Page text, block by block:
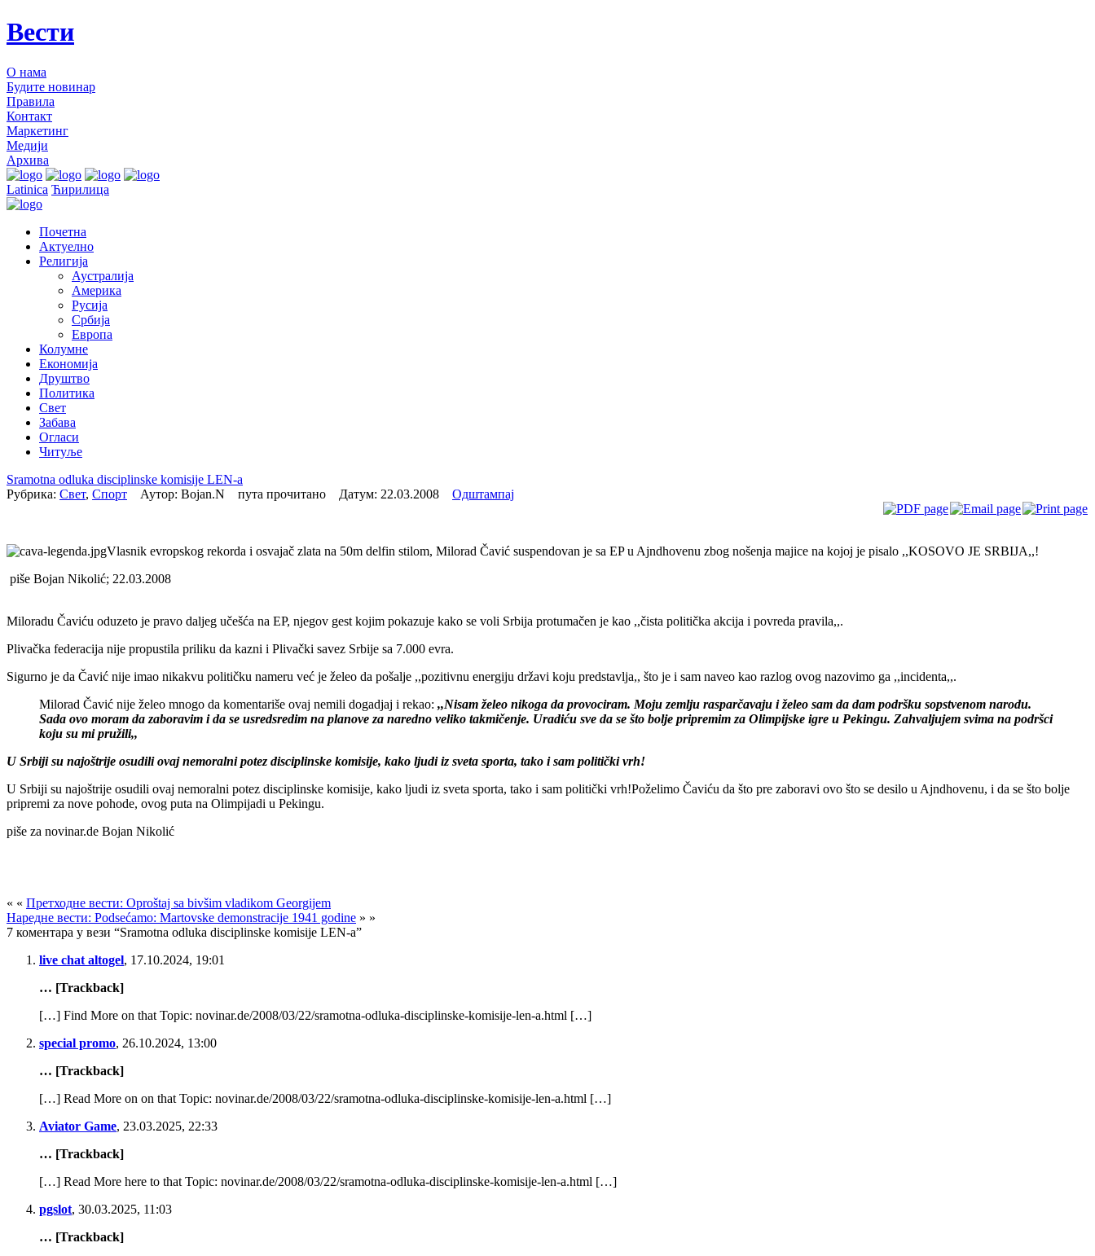
Вести
О нама
Будите новинар
Правила
Контакт
Маркетинг
Медији
Архива
Latinica Ћирилица
Почетна
Актуелно
Религија
Аустралија
Америка
Русија
Србија
Европа
Колумне
Економија
Друштво
Политика
Свет
Забава
Огласи
Читуље
Sramotna odluka disciplinske komisije LEN-a
Рубрика: Свет, Спорт Аутор: Bojan.N пута прочитано Датум: 22.03.2008 Одштампај
Vlasnik evropskog rekorda i osvajač zlata na 50m delfin stilom, Milorad Čavić suspendovan je sa EP u Ajndhovenu zbog nošenja majice na kojoj je pisalo ,,KOSOVO JE SRBIJA,,!
piše Bojan Nikolić; 22.03.2008
Miloradu Čaviću oduzeto je pravo daljeg učešća na EP, njegov gest kojim pokazuje kako se voli Srbija protumačen je kao ,,čista politička akcija i povreda pravila,,.
Plivačka federacija nije propustila priliku da kazni i Plivački savez Srbije sa 7.000 evra.
Sigurno je da Čavić nije imao nikakvu političku nameru već je želeo da pošalje ,,pozitivnu energiju državi koju predstavlja,, što je i sam naveo kao razlog ovog nazovimo ga ,,incidenta,,.
Milorad Čavić nije želeo mnogo da komentariše ovaj nemili dogadjaj i rekao: ,,Nisam želeo nikoga da provociram. Moju zemlju rasparčavaju i želeo sam da dam podršku sopstvenom narodu.
Sada ovo moram da zaboravim i da se usredsredim na planove za naredno veliko takmičenje. Uradiću sve da se što bolje pripremim za Olimpijske igre u Pekingu. Zahvaljujem svima na podršci
koju su mi pružili,,
U Srbiji su najoštrije osudili ovaj nemoralni potez disciplinske komisije, kako ljudi iz sveta sporta, tako i sam politički vrh!
U Srbiji su najoštrije osudili ovaj nemoralni potez disciplinske komisije, kako ljudi iz sveta sporta, tako i sam politički vrh!Poželimo Čaviću da što pre zaboravi ovo što se desilo u Ajndhovenu, i da se što bolje
pripremi za nove pohode, ovog puta na Olimpijadi u Pekingu.
piše za novinar.de Bojan Nikolić
« « Претходне вести: Oproštaj sa bivšim vladikom Georgijem
Наредне вести: Podsećamo: Martovske demonstracije 1941 godine » »
7 коментара у вези “Sramotna odluka disciplinske komisije LEN-a”
live chat altogel, 17.10.2024, 19:01
… [Trackback]
[…] Find More on that Topic: novinar.de/2008/03/22/sramotna-odluka-disciplinske-komisije-len-a.html […]
special promo, 26.10.2024, 13:00
… [Trackback]
[…] Read More on on that Topic: novinar.de/2008/03/22/sramotna-odluka-disciplinske-komisije-len-a.html […]
Aviator Game, 23.03.2025, 22:33
… [Trackback]
[…] Read More here to that Topic: novinar.de/2008/03/22/sramotna-odluka-disciplinske-komisije-len-a.html […]
pgslot, 30.03.2025, 11:03
… [Trackback]